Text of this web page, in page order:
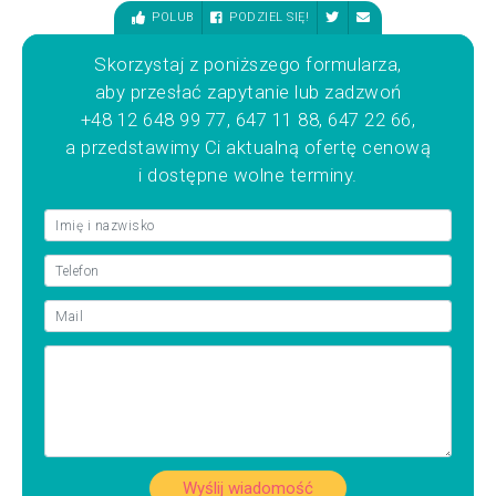
POLUB PODZIEL SIĘ!
Skorzystaj z poniższego formularza,
aby przesłać zapytanie lub zadzwoń
+48 12 648 99 77, 647 11 88, 647 22 66,
a przedstawimy Ci aktualną ofertę cenową
i dostępne wolne terminy.
Wyślij wiadomość